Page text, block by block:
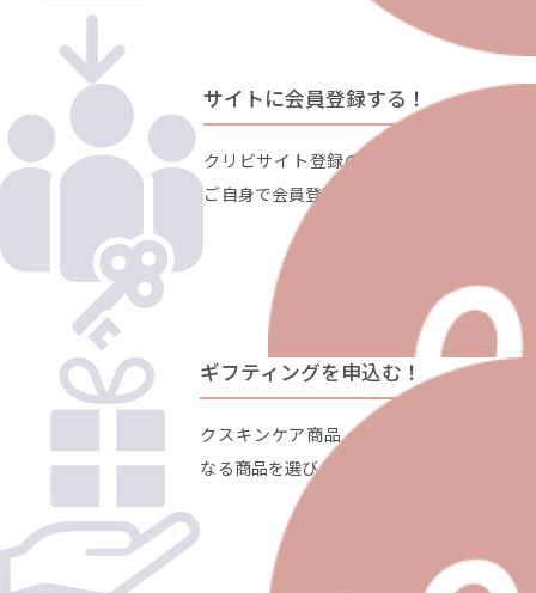
サイトに会員登録する！
クリビサイト登録のご案内をいたします。
ご自身で会員登録をお願いいたします。
ギフティングを申込む！
クスキンケア商品・美容施術の中から気に
なる商品を選び、さっそく体験開始です。